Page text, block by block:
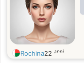
Rochina22 anni